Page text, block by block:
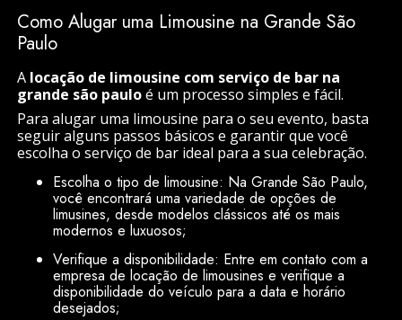
Como Alugar uma Limousine na Grande São
Paulo
A locação de limousine com serviço de bar na
grande são pauloé um processo simples e fácil.
Para alugar uma limousine para o seu evento, basta
seguir alguns passos básicos e garantir que você
escolha o serviço de bar ideal para a sua celebração.
Escolha o tipo de limousine: Na Grande São Paulo,
você encontrará uma variedade de opções de
limusines, desde modelos clássicos até os mais
modernos e luxuosos;
Verifique a disponibilidade: Entre em contato com a
empresa de locação de limousines e verifique a
disponibilidade do veículo para a data e horário
desejados;